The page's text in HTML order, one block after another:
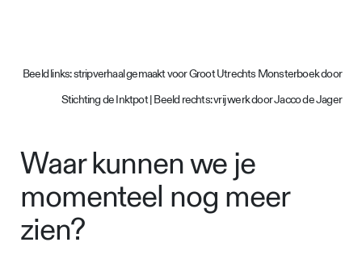
Beeld links: stripverhaal gemaakt voor Groot Utrechts Monsterboek door
Stichting de Inktpot | Beeld rechts: vrij werk door Jacco de Jager
Waar kunnen we je
momenteel nog meer
zien?